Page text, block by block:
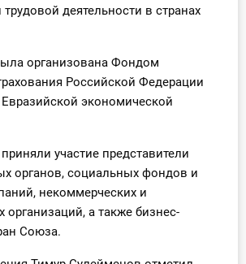
помощник
деятельности в странах
организована Фондом
Российской Федерации
экономической
участие представители
органов, социальных фондов и
некоммерческих и
а также бизнес-
Союза.